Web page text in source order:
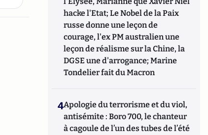
hacke l'Etat; Le Nobel de la Paix
russe donne une leçon de
courage, l'ex PM australien une
leçon de réalisme sur la Chine, la
DGSE une d'arrogance; Marine
Tondelier fait du Macron
4Apologie du terrorisme et du viol,
antisémite : Boro 700, le chanteur
à cagoule de l’un des tubes de l’été